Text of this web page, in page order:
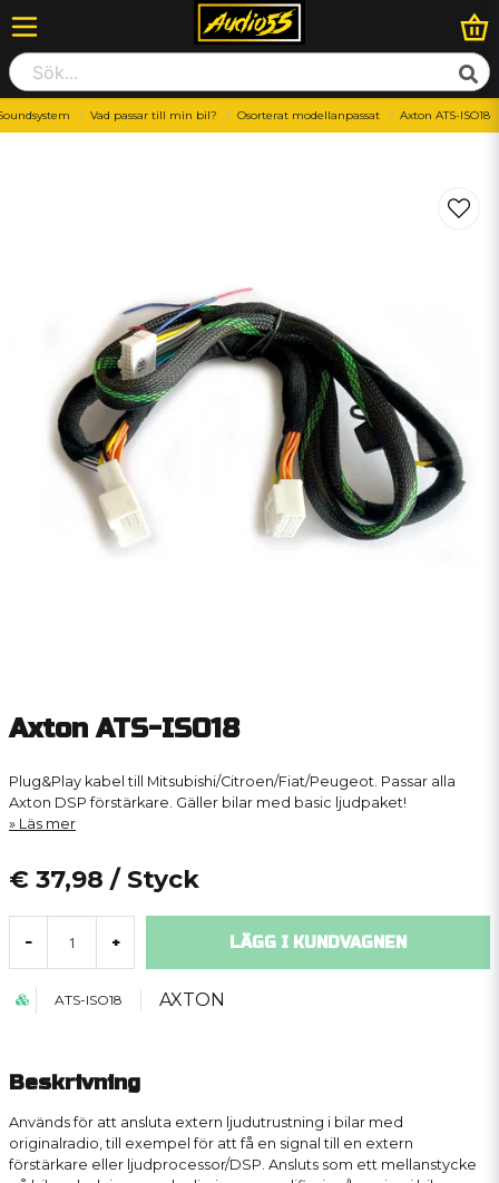
Vad passar till min bil? Osorterat modellanpassat Axton ATS-ISO18
Axton ATS-ISO18
Plug&Play kabel till Mitsubishi/Citroen/Fiat/Peugeot. Passar alla
Axton DSP förstärkare. Gäller bilar med basic ljudpaket!
Läs mer
€ 37,98 / Styck
- + LÄGG I KUNDVAGNEN
ATS-ISO18 AXTON
Beskrivning
Används för att ansluta extern ljudutrustning i bilar med
originalradio, till exempel för att få en signal till en extern
förstärkare eller ljudprocessor/DSP. Ansluts som ett mellanstycke